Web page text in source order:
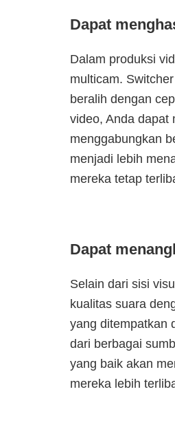
Dapat
Dalam produksi
multicam.
beralih dengan
video, Anda dapat
menggabungkan
menjadi lebih
mereka tetap
Dapat
Selain dari sisi
kualitas suara
yang ditempatkan
dari berbagai
yang baik akan
mereka lebih